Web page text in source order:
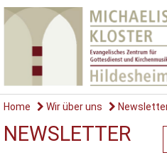
Home Wir über uns
NEWSLETTER